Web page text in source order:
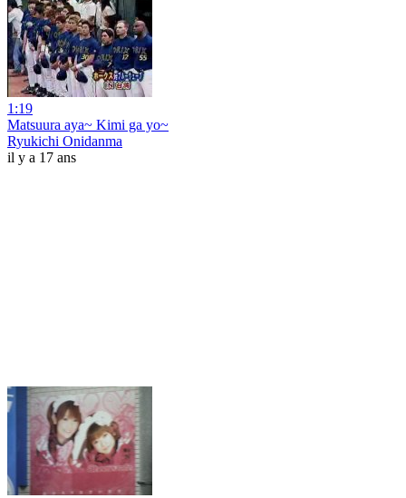
1:19
Matsuura aya~ Kimi ga yo~
Ryukichi Onidanma
il y a 17 ans